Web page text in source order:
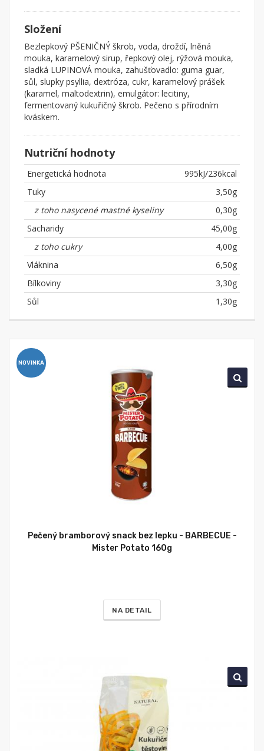
Složení
Bezlepkový PŠENIČNÝ škrob, voda, droždí, lněná
mouka, karamelový sirup, řepkový olej, rýžová mouka,
sladká LUPINOVÁ mouka, zahušťovadlo: guma guar,
sůl, slupky psyllia, dextróza, cukr, karamelový prášek
(karamel, maltodextrin), emulgátor: lecitiny,
fermentovaný kukuřičný škrob. Pečeno s přírodním
kváskem.
Nutriční hodnoty
Energetická hodnota
995kJ/236kcal
Tuky
3,50g
z toho nasycené mastné kyseliny
0,30g
Sacharidy
45,00g
z toho cukry
4,00g
Vláknina
6,50g
Bílkoviny
3,30g
Sůl
1,30g
NOVINKA
Pečený bramborový snack bez lepku - BARBECUE -
Mister Potato 160g
NA DETAIL